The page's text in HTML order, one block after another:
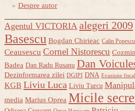
Despre autor
Agentul VICTORIA alegeri 2009
Basescu Bogdan Chirieac Calin
Ceausescu Cornel Nistorescu
Badea Dan Radu Rusanu Dan
Dezinformarea zilei DGIPI DNA Evaziune
KGB Liviu Luca Liviu Turcu
media Marius Oprea Micile